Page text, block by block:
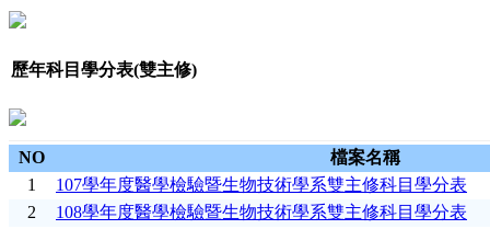
歷年科目學分表(雙主修)
NO
檔案名稱
1
107學年度醫學檢驗暨生物技術學系雙主修科目學分表
2
108學年度醫學檢驗暨生物技術學系雙主修科目學分表